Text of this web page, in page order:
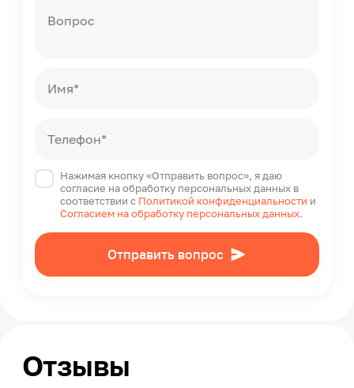
Количество компонентов
3.5-5
Вопрос
Имя*
Телефон*
Нажимая кнопку «Отправить вопрос», я даю
согласие на обработку персональных данных в
соответствии с Политикой конфиденциальности и
Согласием на обработку персональных данных.
Отправить вопрос
Отзывы